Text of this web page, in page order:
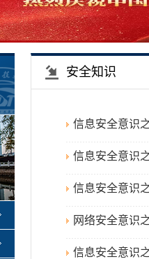
安全知识
信息安全意识
信息安全意识
信息安全意识
网络安全意识
信息安全意识